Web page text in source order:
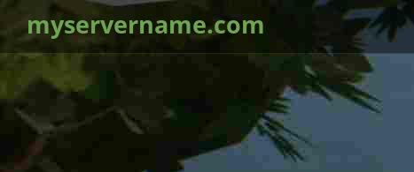
myservername.com